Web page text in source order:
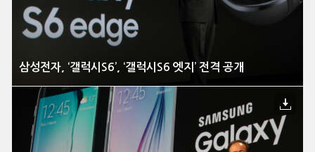
삼성전자, ‘갤럭시S6’, ‘갤럭시S6 엣지’ 전격 공개